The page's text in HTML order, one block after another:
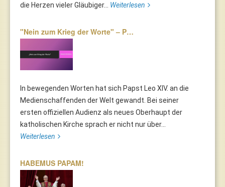
die Herzen vieler Gläubiger... Weiterlesen
"Nein zum Krieg der Worte" – P…
In bewegenden Worten hat sich Papst Leo XIV. an die
Medienschaffenden der Welt gewandt. Bei seiner
ersten offiziellen Audienz als neues Oberhaupt der
katholischen Kirche sprach er nicht nur über...
Weiterlesen
HABEMUS PAPAM!